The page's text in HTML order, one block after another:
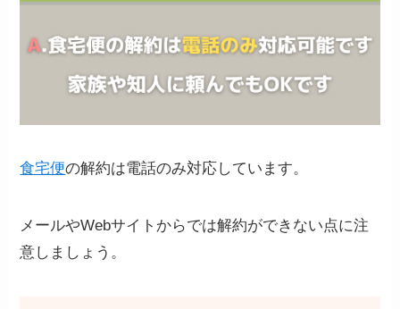
食宅便の解約は電話のみ対応しています。
メールやWebサイトからでは解約ができない点に注
意しましょう。